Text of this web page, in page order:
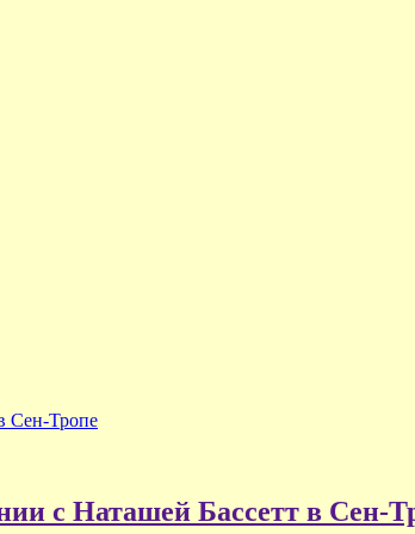
Сен-Тропе
с Наташей Бассетт в Сен-